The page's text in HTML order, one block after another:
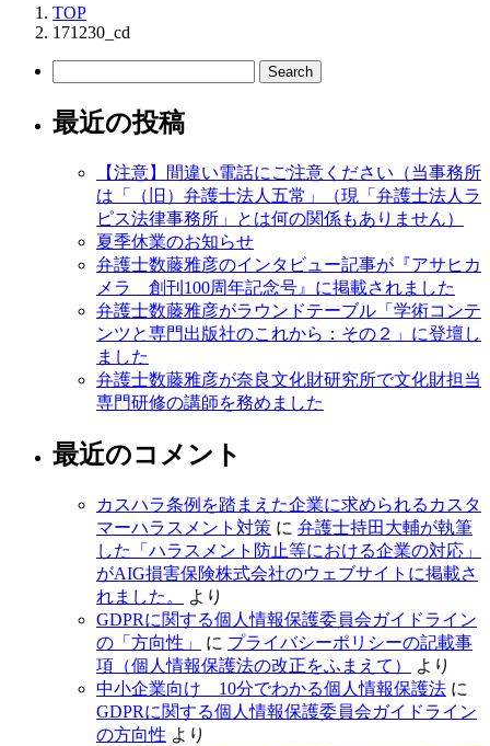
TOP
171230_cd
最近の投稿
【注意】間違い電話にご注意ください（当事務所
は「（旧）弁護士法人五常」（現「弁護士法人ラ
ピス法律事務所」とは何の関係もありません）
夏季休業のお知らせ
弁護士数藤雅彦のインタビュー記事が『アサヒカ
メラ 創刊100周年記念号』に掲載されました
弁護士数藤雅彦がラウンドテーブル「学術コンテ
ンツと専門出版社のこれから：その２」に登壇し
ました
弁護士数藤雅彦が奈良文化財研究所で文化財担当
専門研修の講師を務めました
最近のコメント
カスハラ条例を踏まえた企業に求められるカスタ
マーハラスメント対策 に 弁護士持田大輔が執筆
した「ハラスメント防止等における企業の対応」
がAIG損害保険株式会社のウェブサイトに掲載さ
れました。
より
GDPRに関する個人情報保護委員会ガイドライン
の「方向性」
に プライバシーポリシーの記載事
項（個人情報保護法の改正をふまえて）
より
中小企業向け 10分でわかる個人情報保護法 に
GDPRに関する個人情報保護委員会ガイドライン
の方向性 より